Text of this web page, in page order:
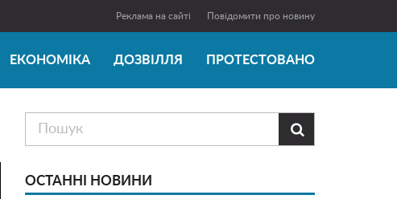
Реклама на сайті Повідомити про новину
ЕКОНОМІКА ДОЗВІЛЛЯ ПРОТЕСТОВАНО

ОСТАННІ НОВИНИ